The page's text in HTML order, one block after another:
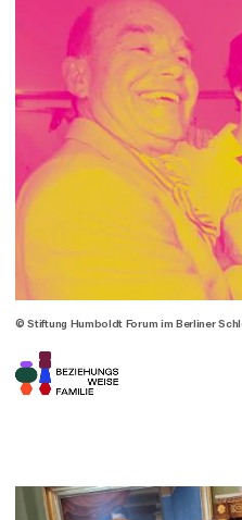
© Stiftung Humboldt Forum im Berliner